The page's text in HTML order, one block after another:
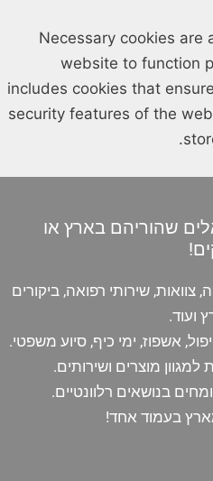
Necessary cookies are
website to function
includes cookies that
security features of the
שהוריהם בארץ או
צוואות, שירותי רפואה, ביקורים
ועוד.
אשפוז, ימי כיף, סיוע משפטי.
מוצרים ושירותים.
בנושאים רלוונטיים.
בעמוד אחד!